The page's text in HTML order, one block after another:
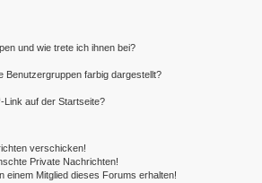
und wie trete ich ihnen bei?
Benutzergruppen farbig dargestellt?
Link auf der Startseite?
verschicken!
Private Nachrichten!
einem Mitglied dieses Forums erhalten!